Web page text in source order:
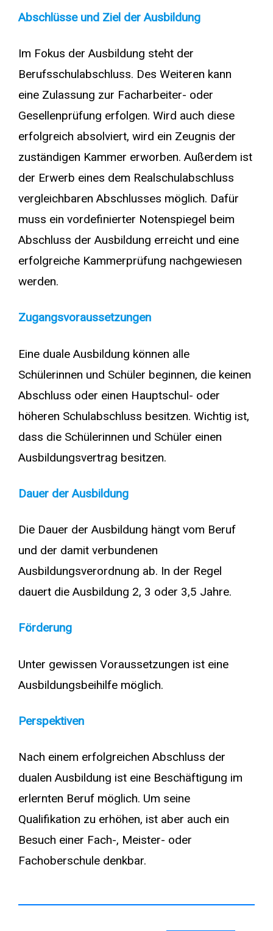
Abschlüsse und Ziel der Ausbildung
Im Fokus der Ausbildung steht der
Berufsschulabschluss. Des Weiteren kann
eine Zulassung zur Facharbeiter- oder
Gesellenprüfung erfolgen. Wird auch diese
erfolgreich absolviert, wird ein Zeugnis der
zuständigen Kammer erworben. Außerdem ist
der Erwerb eines dem Realschulabschluss
vergleichbaren Abschlusses möglich. Dafür
muss ein vordefinierter Notenspiegel beim
Abschluss der Ausbildung erreicht und eine
erfolgreiche Kammerprüfung nachgewiesen
werden.
Zugangsvoraussetzungen
Eine duale Ausbildung können alle
Schülerinnen und Schüler beginnen, die keinen
Abschluss oder einen Hauptschul- oder
höheren Schulabschluss besitzen. Wichtig ist,
dass die Schülerinnen und Schüler einen
Ausbildungsvertrag besitzen.
Dauer der Ausbildung
Die Dauer der Ausbildung hängt vom Beruf
und der damit verbundenen
Ausbildungsverordnung ab. In der Regel
dauert die Ausbildung 2, 3 oder 3,5 Jahre.
Förderung
Unter gewissen Voraussetzungen ist eine
Ausbildungsbeihilfe möglich.
Perspektiven
Nach einem erfolgreichen Abschluss der
dualen Ausbildung ist eine Beschäftigung im
erlernten Beruf möglich. Um seine
Qualifikation zu erhöhen, ist aber auch ein
Besuch einer Fach-, Meister- oder
Fachoberschule denkbar.